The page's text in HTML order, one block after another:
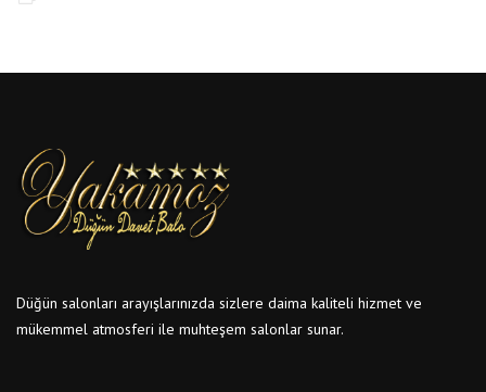
Düğün salonları arayışlarınızda sizlere daima kaliteli hizmet ve
mükemmel atmosferi ile muhteşem salonlar sunar.